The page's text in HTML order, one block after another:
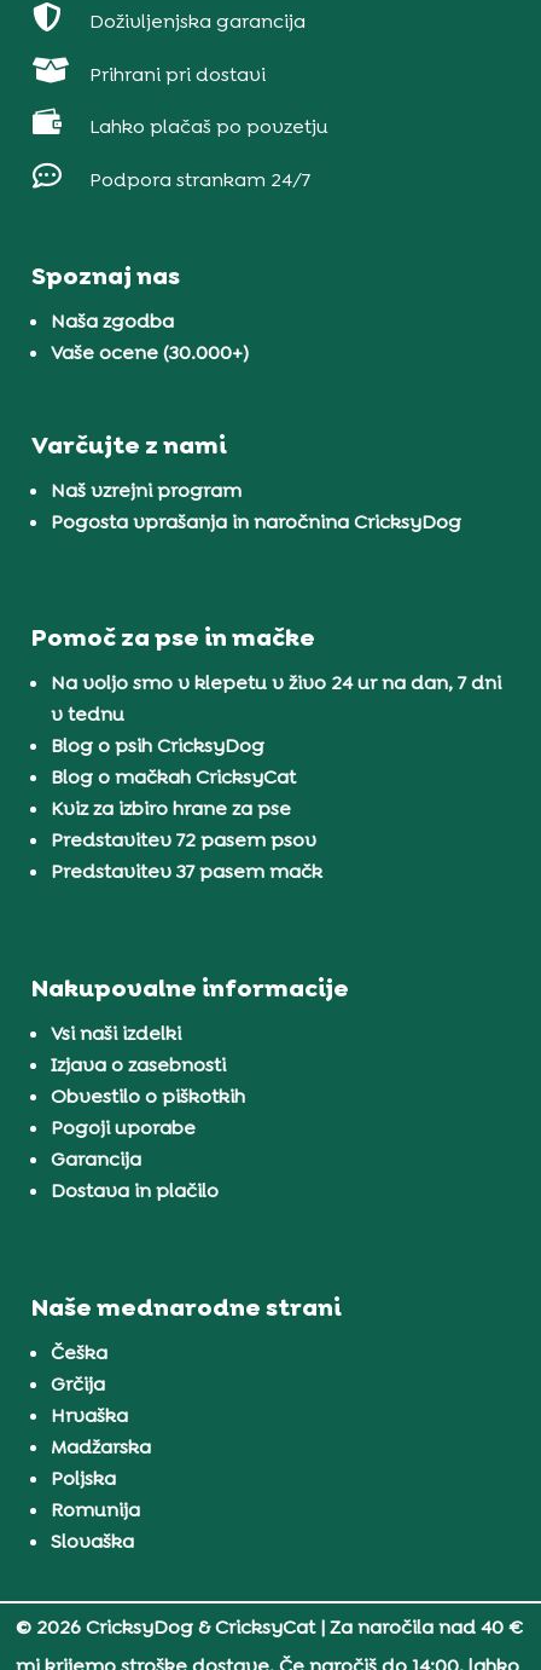
 Doživljenjska garancija
 Prihrani pri dostavi
 Lahko plačaš po povzetju
 Podpora strankam 24/7
Spoznaj nas
Naša zgodba
Vaše ocene (30.000+)
Varčujte z nami
Naš vzrejni program
Pogosta vprašanja in naročnina CricksyDog
Pomoč za pse in mačke
Na voljo smo v klepetu v živo 24 ur na dan, 7 dni
v tednu
Blog o psih CricksyDog
Blog o mačkah CricksyCat
Kviz za izbiro hrane za pse
Predstavitev 72 pasem psov
Predstavitev 37 pasem mačk
Nakupovalne informacije
Vsi naši izdelki
Izjava o zasebnosti
Obvestilo o piškotkih
Pogoji uporabe
Garancija
Dostava in plačilo
Naše mednarodne strani
Češka
Grčija
Hrvaška
Madžarska
Poljska
Romunija
Slovaška
© 2026 CricksyDog & CricksyCat| Za naročila nad 40 €